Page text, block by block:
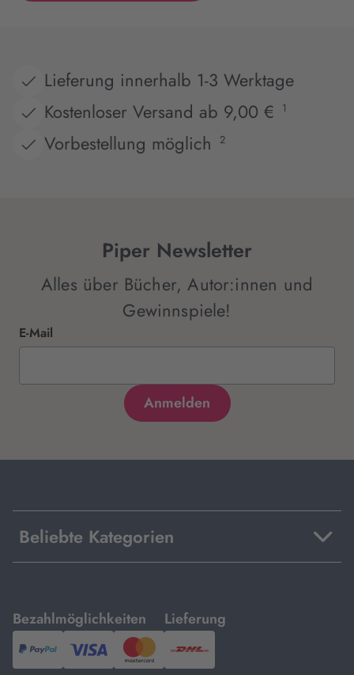
Lieferung innerhalb 1-3 Werktage
Kostenloser Versand ab 9,00 €
1
Vorbestellung möglich 2
Piper Newsletter
Alles über Bücher, Autor:innen und
Gewinnspiele!
E-Mail
Beliebte Kategorien
Bezahlmöglichkeiten
mit
PayPal,Visa
und
Lieferung
mit
DHL.